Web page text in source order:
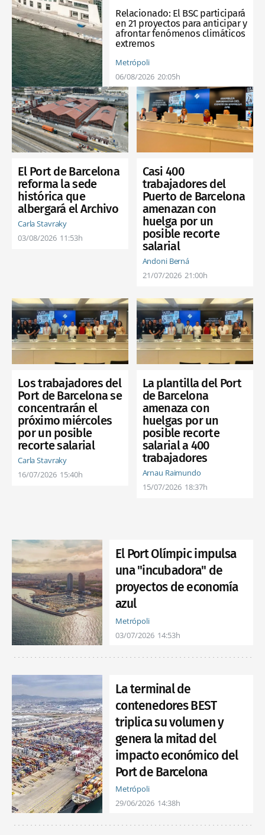
Relacionado: El BSC participará
en 21 proyectos para anticipar y
afrontar fenómenos climáticos
extremos
Metrópoli
06/08/2026 20:05h
El Port de Barcelona
reforma la sede
histórica que
albergará el Archivo
Carla Stavraky
03/08/2026 11:53h
Casi 400
trabajadores del
Puerto de Barcelona
amenazan con
huelga por un
posible recorte
salarial
Andoni Berná
21/07/2026 21:00h
Los trabajadores del
Port de Barcelona se
concentrarán el
próximo miércoles
por un posible
recorte salarial
Carla Stavraky
16/07/2026 15:40h
La plantilla del Port
de Barcelona
amenaza con
huelgas por un
posible recorte
salarial a 400
trabajadores
Arnau Raimundo
15/07/2026 18:37h
El Port Olímpic impulsa
una "incubadora" de
proyectos de economía
azul
Metrópoli
03/07/2026 14:53h
La terminal de
contenedores BEST
triplica su volumen y
genera la mitad del
impacto económico del
Port de Barcelona
Metrópoli
29/06/2026 14:38h